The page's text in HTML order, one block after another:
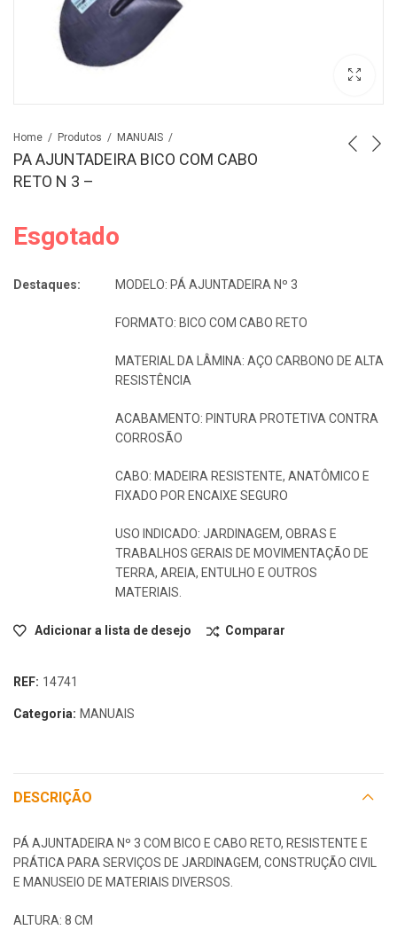
Home Produtos MANUAIS
PA AJUNTADEIRA BICO COM CABO
RETO N 3 –
Esgotado
Destaques: MODELO: PÁ AJUNTADEIRA Nº 3
FORMATO: BICO COM CABO RETO
MATERIAL DA LÂMINA: AÇO CARBONO DE ALTA
RESISTÊNCIA
ACABAMENTO: PINTURA PROTETIVA CONTRA
CORROSÃO
CABO: MADEIRA RESISTENTE, ANATÔMICO E
FIXADO POR ENCAIXE SEGURO
USO INDICADO: JARDINAGEM, OBRAS E
TRABALHOS GERAIS DE MOVIMENTAÇÃO DE
TERRA, AREIA, ENTULHO E OUTROS
MATERIAIS.
Adicionar a lista de desejo Comparar
REF: 14741
Categoria: MANUAIS
DESCRIÇÃO
PÁ AJUNTADEIRA Nº 3 COM BICO E CABO RETO, RESISTENTE E
PRÁTICA PARA SERVIÇOS DE JARDINAGEM, CONSTRUÇÃO CIVIL
E MANUSEIO DE MATERIAIS DIVERSOS.
ALTURA: 8 CM